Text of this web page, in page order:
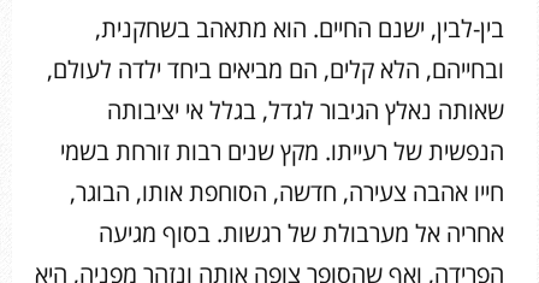
בין-לבין, ישנם החיים. הוא מתאהב בשחקנית,
ובחייהם, הלא קלים, הם מביאים ביחד ילדה לעולם,
שאותה נאלץ הגיבור לגדל, בגלל אי יציבותה
הנפשית של רעייתו. מקץ שנים רבות זורחת בשמי
חייו אהבה צעירה, חדשה, הסוחפת אותו, הבוגר,
אחריה אל מערבולת של רגשות. בסוף מגיעה
הפרידה, ואף שהסופר צופה אותה ונזהר מפניה, היא